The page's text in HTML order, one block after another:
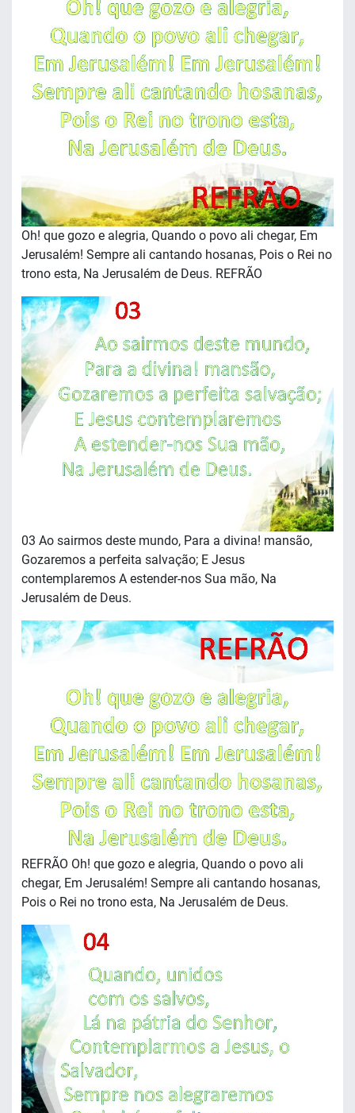
Oh! que gozo e alegria, Quando o povo ali chegar, Em
Jerusalém! Sempre ali cantando hosanas, Pois o Rei no
trono esta, Na Jerusalém de Deus. REFRÃO
03 Ao sairmos deste mundo, Para a divina! mansão,
Gozaremos a perfeita salvação; E Jesus
contemplaremos A estender-nos Sua mão, Na
Jerusalém de Deus.
REFRÃO Oh! que gozo e alegria, Quando o povo ali
chegar, Em Jerusalém! Sempre ali cantando hosanas,
Pois o Rei no trono esta, Na Jerusalém de Deus.